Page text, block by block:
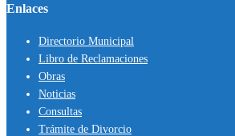
Enlaces
Directorio Municipal
Libro de Reclamaciones
Obras
Noticias
Consultas
Trámite de Divorcio